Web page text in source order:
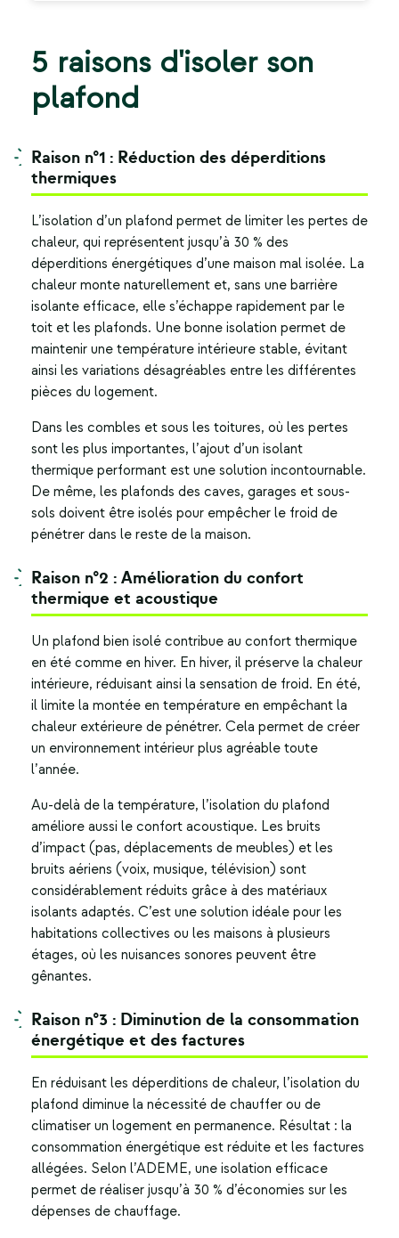
5 raisons d'isoler son
plafond
Raison n°1 : Réduction des déperditions
thermiques
L’isolation d’un plafond permet de limiter les pertes de
chaleur, qui représentent jusqu’à 30 % des
déperditions énergétiques d’une maison mal isolée. La
chaleur monte naturellement et, sans une barrière
isolante efficace, elle s’échappe rapidement par le
toit et les plafonds. Une bonne isolation permet de
maintenir une température intérieure stable, évitant
ainsi les variations désagréables entre les différentes
pièces du logement.
Dans les combles et sous les toitures, où les pertes
sont les plus importantes, l’ajout d’un isolant
thermique performant est une solution incontournable.
De même, les plafonds des caves, garages et sous-
sols doivent être isolés pour empêcher le froid de
pénétrer dans le reste de la maison.
Raison n°2 : Amélioration du confort
thermique et acoustique
Un plafond bien isolé contribue au confort thermique
en été comme en hiver. En hiver, il préserve la chaleur
intérieure, réduisant ainsi la sensation de froid. En été,
il limite la montée en température en empêchant la
chaleur extérieure de pénétrer. Cela permet de créer
un environnement intérieur plus agréable toute
l’année.
Au-delà de la température, l’isolation du plafond
améliore aussi le confort acoustique. Les bruits
d’impact (pas, déplacements de meubles) et les
bruits aériens (voix, musique, télévision) sont
considérablement réduits grâce à des matériaux
isolants adaptés. C’est une solution idéale pour les
habitations collectives ou les maisons à plusieurs
étages, où les nuisances sonores peuvent être
gênantes.
Raison n°3 : Diminution de la consommation
énergétique et des factures
En réduisant les déperditions de chaleur, l’isolation du
plafond diminue la nécessité de chauffer ou de
climatiser un logement en permanence. Résultat : la
consommation énergétique est réduite et les factures
allégées. Selon l’ADEME, une isolation efficace
permet de réaliser jusqu’à 30 % d’économies sur les
dépenses de chauffage.